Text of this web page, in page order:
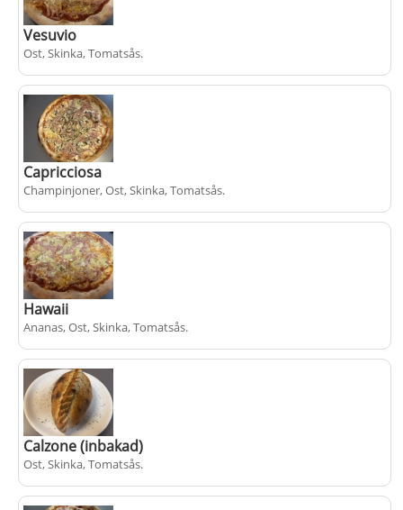
Vesuvio
Ost, Skinka, Tomatsås.
fr.från100 kr
Capricciosa
Champinjoner, Ost, Skinka, Tomatsås.
+ fr.från105 kr
Hawaii
Ananas, Ost, Skinka, Tomatsås.
+ fr.från105 kr
Calzone (inbakad)
Ost, Skinka, Tomatsås.